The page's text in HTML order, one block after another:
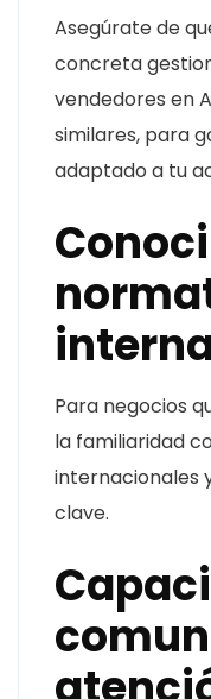
Asegúrate de
concreta
vendedores en
similares, para
adaptado a tu
Para negocios
la familiaridad
internacionales
clave.